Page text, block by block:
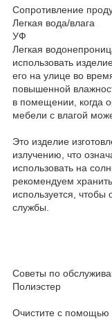
Сопротивление
Легкая вода/влага
УФ
Легкая
использовать
его на улице во
повышенной
в помещении, когда
мебели с влагой
Это изделие
излучению, что
использовать на
рекомендуем
используется, чтобы
службы.
Советы по
Полиэстер
Очистите с помощью